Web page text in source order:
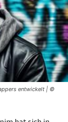
entwickelt | ©